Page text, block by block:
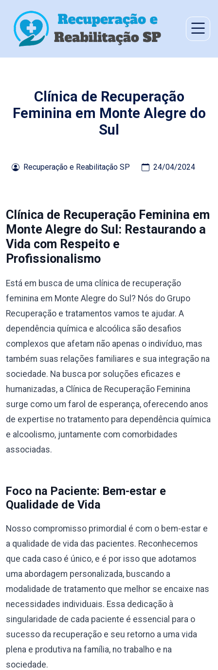
Clínica de Recuperação
Feminina em Monte Alegre do
Sul
Recuperação e Reabilitação SP 24/04/2024
Clínica de Recuperação Feminina em
Monte Alegre do Sul: Restaurando a
Vida com Respeito e
Profissionalismo
Está em busca de uma clínica de recuperação
feminina em Monte Alegre do Sul? Nós do Grupo
Recuperação e tratamentos vamos te ajudar. A
dependência química e alcoólica são desafios
complexos que afetam não apenas o indivíduo, mas
também suas relações familiares e sua integração na
sociedade. Na busca por soluções eficazes e
humanizadas, a Clínica de Recuperação Feminina
surge como um farol de esperança, oferecendo anos
de expertise no tratamento para dependência química
e alcoolismo, juntamente com comorbidades
associadas.
Foco na Paciente: Bem-estar e
Qualidade de Vida
Nosso compromisso primordial é com o bem-estar e
a qualidade de vida das pacientes. Reconhecemos
que cada caso é único, e é por isso que adotamos
uma abordagem personalizada, buscando a
modalidade de tratamento que melhor se encaixe nas
necessidades individuais. Essa dedicação à
singularidade de cada paciente é essencial para o
sucesso da recuperação e seu retorno a uma vida
plena e produtiva na família, no trabalho e na
sociedade.